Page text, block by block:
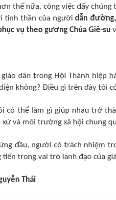
thế nữa, công việc đấy
tinh thần của ngườidẫn
vụ theo gương Chúa Giê-su
dân trong Hội Thánh hiệp
không? Điều gì trên đây tôi
có thể làm gì giúp nhau trở
và môi trường xã hội chung
đầu, người có trách nhiệm
tiến trong vai trò lãnh đạo của
Thái